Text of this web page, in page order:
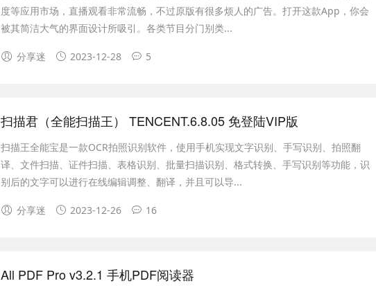
度等应用市场，直播观看非常流畅，不过原版有很多烦人的广告。打开这款App，你会
被其简洁大气的界面设计所吸引。各类节目分门别类...
分享迷 2023-12-28 5
扫描君（全能扫描王） TENCENT.6.8.05 免登陆VIP版
扫描王全能宝是一款OCR拍照识别软件，使用手机实现文字识别、手写识别、拍照翻
译、文件扫描、证件扫描、表格识别、批量扫描识别、格式转换、手写识别等功能，识
别后的文字可以进行在线编辑调整、翻译，并且可以导...
分享迷 2023-12-26 16
All PDF Pro v3.2.1 手机PDF阅读器